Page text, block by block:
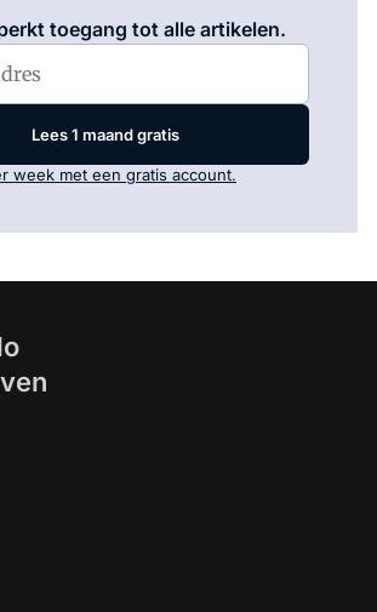
toegang tot alle artikelen.
Lees 1 maand gratis
week met een gratis account.